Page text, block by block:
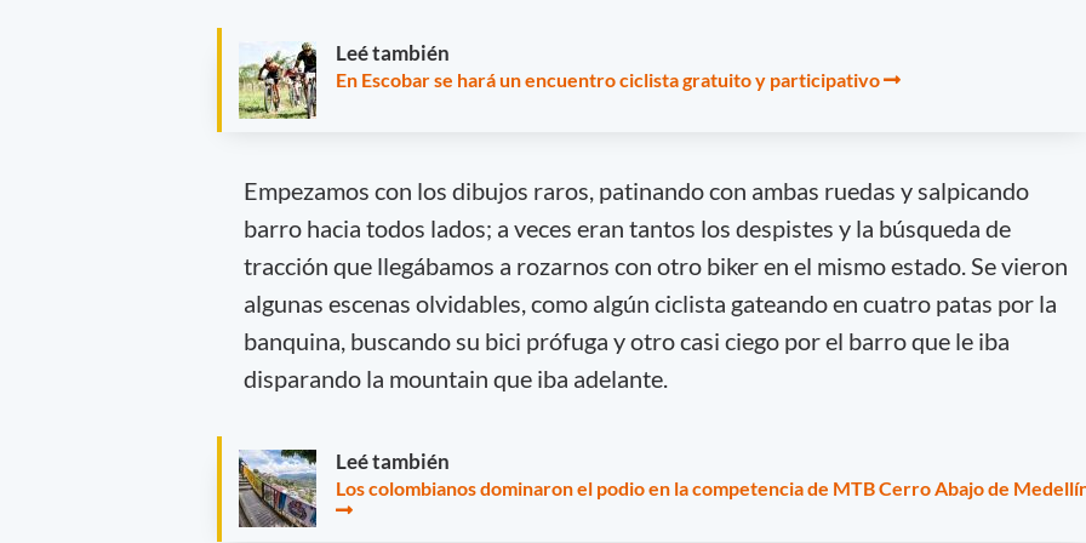
Leé también
En Escobar se hará un encuentro ciclista gratuito y participativo
Empezamos con los dibujos raros, patinando con ambas ruedas y salpicando
barro hacia todos lados; a veces eran tantos los despistes y la búsqueda de
tracción que llegábamos a rozarnos con otro biker en el mismo estado. Se vieron
algunas escenas olvidables, como algún ciclista gateando en cuatro patas por la
banquina, buscando su bici prófuga y otro casi ciego por el barro que le iba
disparando la mountain que iba adelante.
Leé también
Los colombianos dominaron el podio en la competencia de MTB Cerro Abajo de